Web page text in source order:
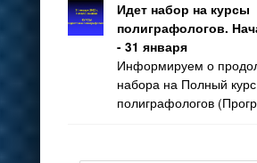
Идет набор на курсы
полиграфологов.
- 31 января
Информируем о
набора на Полный курс
полиграфологов